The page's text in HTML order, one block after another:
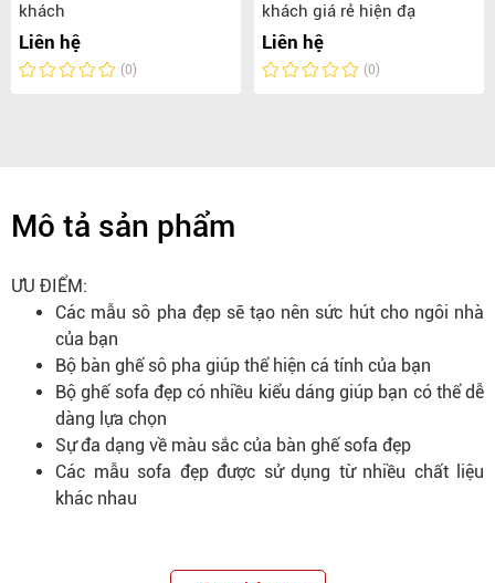
khách
Liên hệ
(0)
khách giá rẻ hiện đạ
Liên hệ
(0)
Mô tả sản phẩm
ƯU ĐIỂM:
Các mẫu sô pha đẹp sẽ tạo nên sức hút cho ngôi nhà
của bạn
Bộ bàn ghế sô pha giúp thể hiện cá tính của bạn
Bộ ghế sofa đẹp có nhiều kiểu dáng giúp bạn có thể dễ
dàng lựa chọn
Sự đa dạng về màu sắc của bàn ghế sofa đẹp
Các mẫu sofa đẹp được sử dụng từ nhiều chất liệu
khác nhau